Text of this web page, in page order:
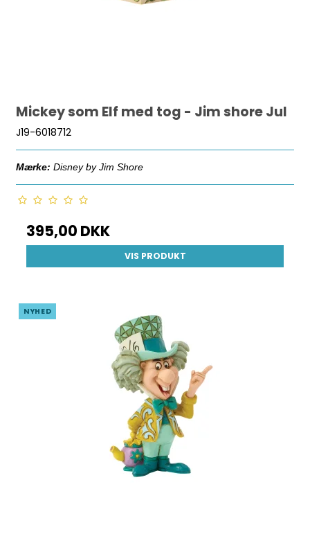
Mickey som Elf med tog - Jim shore Jul
J19-6018712
Mærke: Disney by Jim Shore
395,00 DKK
VIS PRODUKT
NYHED